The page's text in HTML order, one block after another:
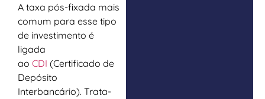
A taxa pós-fixada mais
comum para esse tipo
de investimento é
ligada
ao CDI (Certificado de
Depósito
Interbancário). Trata-